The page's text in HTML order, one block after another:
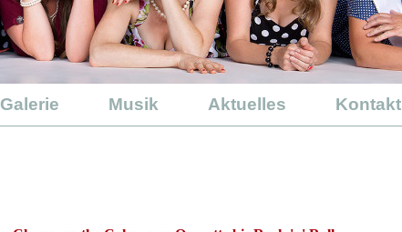
Galerie Musik Aktuelles Kontakt